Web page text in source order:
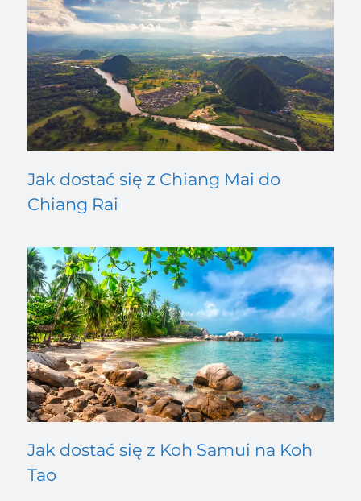
Jak dostać się z Chiang Mai do
Chiang Rai
Jak dostać się z Koh Samui na Koh
Tao